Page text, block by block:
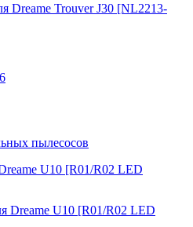
Dreame Trouver J30 [NL2213-
пылесосов
U10 [R01/R02 LED